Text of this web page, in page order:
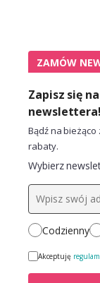
ZAMÓW
Zapisz się
newslettera!
Bądź na
rabaty.
Wybierz
Codzienny
Akceptuję